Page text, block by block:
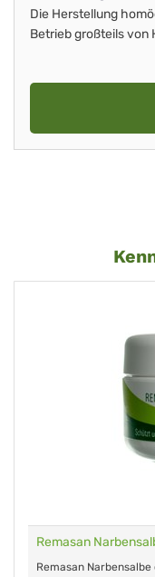
Die Herstellung
Betrieb großteils von
Remasan
Remasan